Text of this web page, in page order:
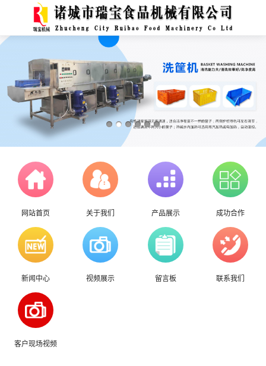
网站首页 关于我们 产品展示 成功合作
新闻中心 视频展示 留言板 联系我们
客户现场视频